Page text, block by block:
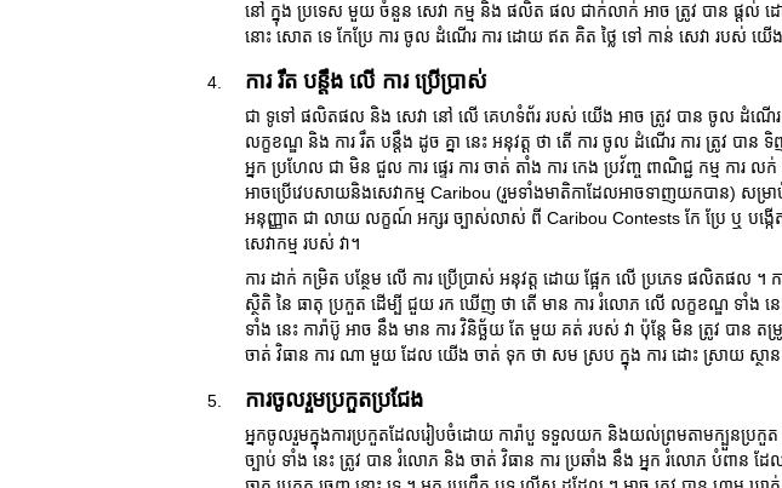
នៅ ក្នុង ប្រទេស មួយ ចំនួន សេវា កម្ម និង ផលិត ផល ជាក់លាក់ អាច ត្រូវ បាន ផ្តល់ ដ
នោះ សោត ទេ កែប្រែ ការ ចូល ដំណើរ ការ ដោយ ឥត គិត ថ្លៃ ទៅ កាន់ សេវា របស់ យើ
ការ រឹត បន្តឹង លើ ការ ប្រើប្រាស់
ជា ទូទៅ ផលិតផល និង សេវា នៅ លើ គេហទំព័រ របស់ យើង អាច ត្រូវ បាន ចូល ដំណើ
លក្ខខណ្ឌ និង ការ រឹត បន្តឹង ដូច គ្នា នេះ អនុវត្ត ថា តើ ការ ចូល ដំណើរ ការ ត្រូវ ប
អ្នក ប្រហែល ជា មិន ជួល ការ ផ្ទេរ ការ ចាត់ តាំង ការ កេង ប្រវ័ញ្ច ពាណិជ្ជ កម្ម
អាចប្រើវេបសាយនិងសេវាកម្ម Caribou (រួមទាំងមាតិកាដែលអាចទាញយកបាន) សម្
អនុញ្ញាត ជា លាយ លក្ខណ៍ អក្សរ ច្បាស់លាស់ ពី Caribou Contests កែ ប្រែ ឬ
សេវាកម្ម របស់ វា។
ការ ដាក់ កម្រិត បន្ថែម លើ ការ ប្រើប្រាស់ អនុវត្ត ដោយ ផ្អែក លើ ប្រភេទ ផលិតផល ។ ក
ស្ថិតិ នៃ ធាតុ ប្រកួត ដើម្បី ជួយ រក ឃើញ ថា តើ មាន ការ រំលោភ លើ លក្ខខណ្ឌ ទាំង ន
ទាំង នេះ ការ៉ាប៊ូ អាច នឹង មាន ការ វិនិច្ឆ័យ តែ មួយ គត់ របស់ វា ប៉ុន្តែ មិន ត្រូវ បា
ចាត់ វិធាន ការ ណា មួយ ដែល យើង ចាត់ ទុក ថា សម ស្រប ក្នុង ការ ដោះ ស្រាយ ស្ថាន
ការចូលរួមប្រកួតប្រជែង
អ្នកចូលរួមក្នុងការប្រកួតដែលរៀបចំដោយ ការ៉ាបួ ទទួលយក និងយល់ព្រមតាមក្បួនប្រកួត
ច្បាប់ ទាំង នេះ ត្រូវ បាន រំលោភ និង ចាត់ វិធាន ការ ប្រឆាំង នឹង អ្នក រំលោភ បំពា